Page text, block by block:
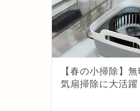
【春の小掃除】
気扇掃除に大活躍